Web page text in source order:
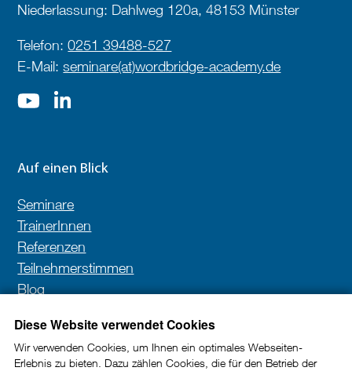
Diese Website verwendet Cookies
Wir verwenden Cookies, um Ihnen ein optimales Webseiten-
Erlebnis zu bieten. Dazu zählen Cookies, die für den Betrieb der
Niederlassung: Dahlweg 120a, 48153 Münster
Telefon:0251 39488-527
E-Mail:seminare(at)wordbridge-academy.de
Auf einen Blick
Seminare
TrainerInnen
Referenzen
Teilnehmerstimmen
Blog